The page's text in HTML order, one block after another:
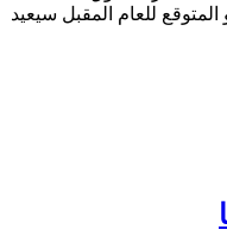
5.3%، وأن النمو المتوقع للعام المقبل سيعيد